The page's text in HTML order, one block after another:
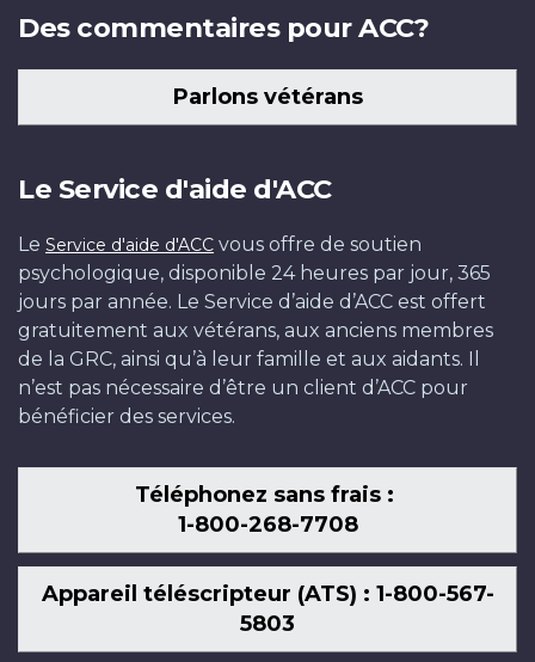
Des commentaires pour ACC?
Parlons vétérans
Le Service d'aide d'ACC
Le Service d'aide d'ACC vous offre de soutien
psychologique, disponible 24 heures par jour, 365
jours par année. Le Service d’aide d’ACC est offert
gratuitement aux vétérans, aux anciens membres
de la GRC, ainsi qu’à leur famille et aux aidants. Il
n’est pas nécessaire d’être un client d’ACC pour
bénéficier des services.
Téléphonez sans frais :
1-800-268-7708
Appareil téléscripteur (ATS) : 1-800-567-
5803